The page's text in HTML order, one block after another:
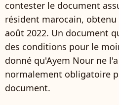
contester le document
résident marocain,
août 2022. Un document
des conditions pour le
donné qu'Ayem Nour ne
normalement obligatoire
document.